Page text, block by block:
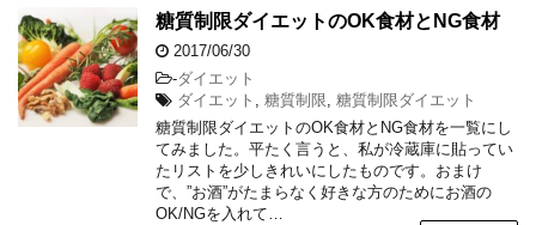
糖質制限ダイエットのOK食材とNG食材
2017/06/30
-ダイエット
ダイエット
糖質制限 糖質制限ダイエット
糖質制限ダイエットのOK食材とNG食材を一覧にし
てみました。平たく言うと、私が冷蔵庫に貼ってい
たリストを少しきれいにしたものです。おまけ
で、”お酒”がたまらなく好きな方のためにお酒の
OK/NGを入れて…